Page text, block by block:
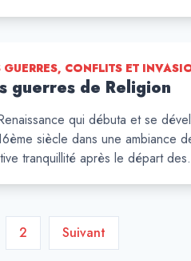
GUERRES, CONFLITS ET
guerres de Religion
qui débuta et se
siècle dans une ambiance
tranquillité après le départ
2 Suivant